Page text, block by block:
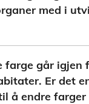
med i
farge går igjen
Er det
å endre farger